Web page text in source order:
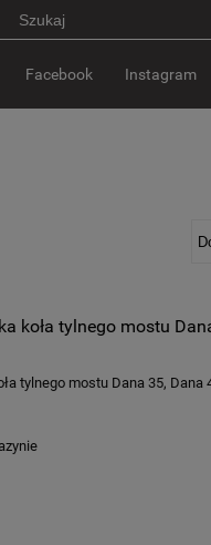
Facebook Instagram
koła tylnego mostu
tylnego mostu Dana 35, Dana